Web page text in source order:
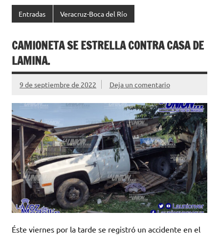
Entradas Veracruz-Boca del Río
CAMIONETA SE ESTRELLA CONTRA CASA DE
LAMINA.
9 de septiembre de 2022 Deja un comentario
Éste viernes por la tarde se registró un accidente en el